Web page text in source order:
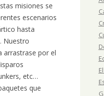
misiones se
escenarios
hasta
Nuestro
arrastrase por el
etc…
que